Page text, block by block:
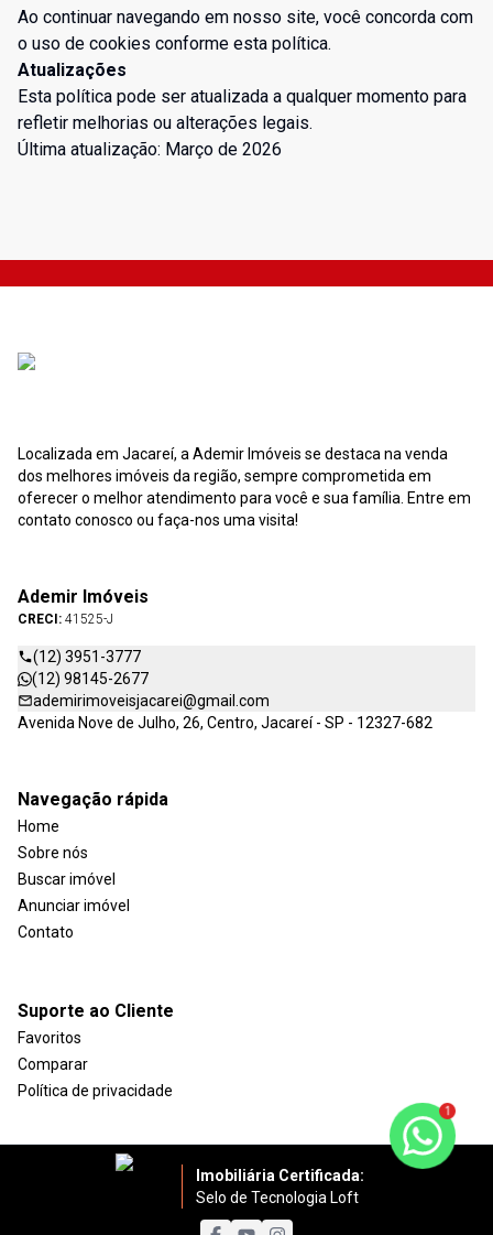
Ao continuar navegando em nosso site, você concorda com
o uso de cookies conforme esta política.
Atualizações
Esta política pode ser atualizada a qualquer momento para
refletir melhorias ou alterações legais.
Última atualização: Março de 2026
Localizada em Jacareí, a Ademir Imóveis se destaca na venda
dos melhores imóveis da região, sempre comprometida em
oferecer o melhor atendimento para você e sua família. Entre em
contato conosco ou faça-nos uma visita!
Ademir Imóveis
CRECI: 41525-J
(12) 3951-3777
(12) 98145-2677
ademirimoveisjacarei@gmail.com
Avenida Nove de Julho, 26, Centro, Jacareí - SP - 12327-682
Navegação rápida
Home
Sobre nós
Buscar imóvel
Anunciar imóvel
Contato
Suporte ao Cliente
Favoritos
Comparar
Política de privacidade
Imobiliária Certificada:
Selo de Tecnologia Loft
1